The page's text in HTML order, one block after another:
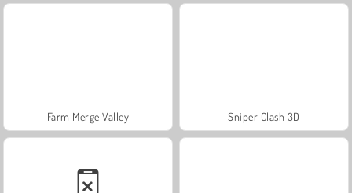
Farm Merge Valley Sniper Clash 3D